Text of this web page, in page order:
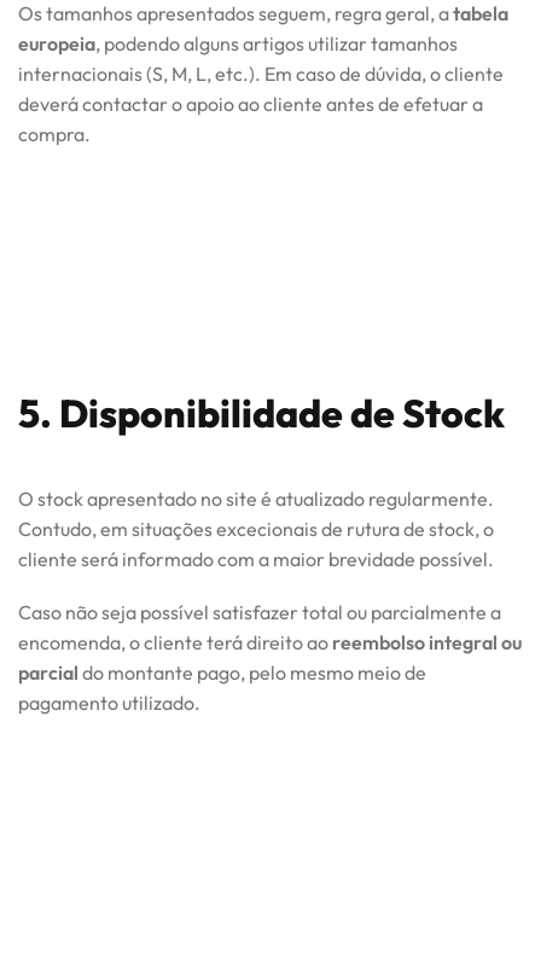
Os tamanhos apresentados seguem, regra geral, atabela
europeia, podendo alguns artigos utilizar tamanhos
internacionais (S, M, L, etc.). Em caso de dúvida, o cliente
deverá contactar o apoio ao cliente antes de efetuar a
compra.
5. Disponibilidade de Stock
O stock apresentado no site é atualizado regularmente.
Contudo, em situações excecionais de rutura de stock, o
cliente será informado com a maior brevidade possível.
Caso não seja possível satisfazer total ou parcialmente a
encomenda, o cliente terá direito ao reembolso integral ou
parcial do montante pago, pelo mesmo meio de
pagamento utilizado.